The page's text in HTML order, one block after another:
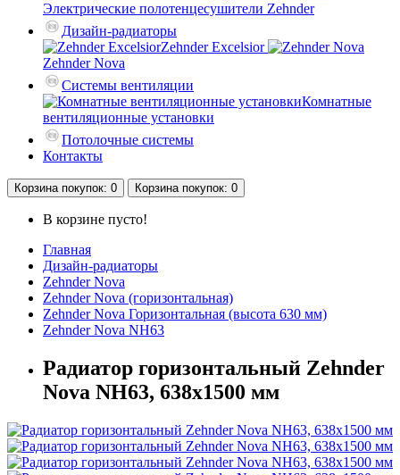
Электрические полотенцесушители Zehnder
Дизайн-радиаторы
Zehnder Excelsior
Zehnder Nova
Системы вентиляции
Комнатные
вентиляционные установки
Потолочные системы
Контакты
Корзинапокупок: 0 Корзинапокупок: 0
В корзине пусто!
Главная
Дизайн-радиаторы
Zehnder Nova
Zehnder Nova (горизонтальная)
Zehnder Nova Горизонтальная (высота 630 мм)
Zehnder Nova NH63
Радиатор горизонтальный Zehnder
Nova NH63, 638х1500 мм